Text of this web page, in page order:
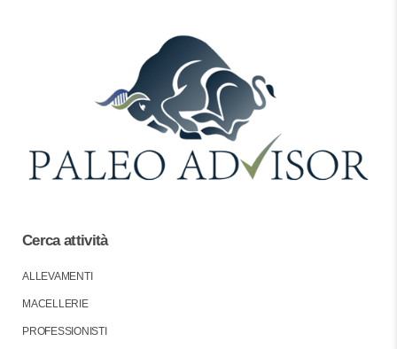
Cerca attività
ALLEVAMENTI
MACELLERIE
PROFESSIONISTI